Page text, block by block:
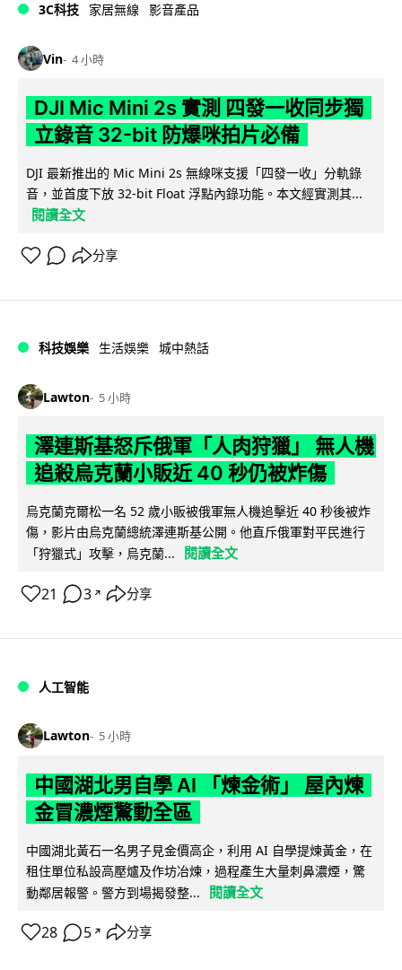
3C科技 家居無線 影音產品
Vin 4 小時
DJI Mic Mini 2s 實測 四發一收同步獨
立錄音 32-bit 防爆咪拍片必備
DJI 最新推出的 Mic Mini 2s 無線咪支援「四發一收」分軌錄
音，並首度下放 32-bit Float 浮點內錄功能。本文經實測其...
閱讀全文
分享
科技娛樂 生活娛樂 城中熱話
Lawton 5 小時
澤連斯基怒斥俄軍「人肉狩獵」 無人機
追殺烏克蘭小販近 40 秒仍被炸傷
烏克蘭克爾松一名 52 歲小販被俄軍無人機追擊近 40 秒後被炸
傷，影片由烏克蘭總統澤連斯基公開。他直斥俄軍對平民進行
「狩獵式」攻擊，烏克蘭...
閱讀全文
21 3 ↗ 分享
人工智能
Lawton 5 小時
中國湖北男自學 AI 「煉金術」 屋內煉
金冒濃煙驚動全區
中國湖北黃石一名男子見金價高企，利用 AI 自學提煉黃金，在
租住單位私設高壓爐及作坊冶煉，過程產生大量刺鼻濃煙，驚
動鄰居報警。警方到場揭發整...
閱讀全文
28 5 ↗ 分享